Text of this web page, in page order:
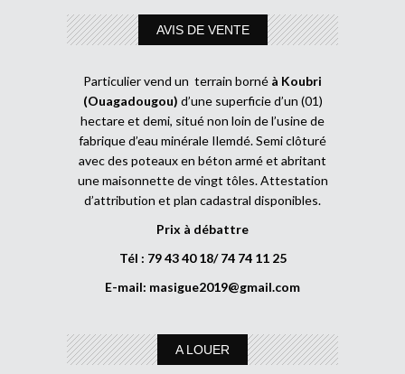
AVIS DE VENTE
Particulier vend un terrain borné à Koubri
(Ouagadougou) d’une superficie d’un (01)
hectare et demi, situé non loin de l’usine de
fabrique d’eau minérale Ilemdé. Semi clôturé
avec des poteaux en béton armé et abritant
une maisonnette de vingt tôles. Attestation
d’attribution et plan cadastral disponibles.
Prix à débattre
Tél : 79 43 40 18/ 74 74 11 25
E-mail: masigue2019@gmail.com
A LOUER